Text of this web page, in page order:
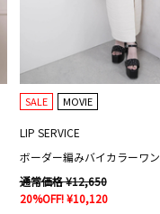
SALE MOVIE
LIP SERVICE
ボーダー編みバイカラーワ
通常価格 ¥12,650
20%OFF! ¥10,120